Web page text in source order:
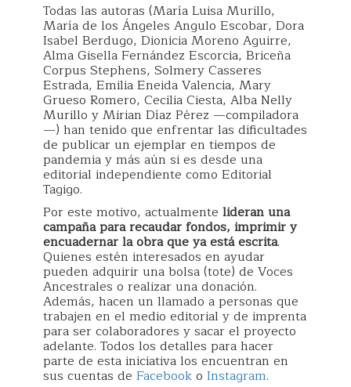
Todas las autoras (María Luisa Murillo,
María de los Ángeles Angulo Escobar, Dora
Isabel Berdugo, Dionicia Moreno Aguirre,
Alma Gisella Fernández Escorcia, Briceña
Corpus Stephens, Solmery Casseres
Estrada, Emilia Eneida Valencia, Mary
Grueso Romero, Cecilia Ciesta, Alba Nelly
Murillo y Mirian Díaz Pérez —compiladora
—) han tenido que enfrentar las dificultades
de publicar un ejemplar en tiempos de
pandemia y más aún si es desde una
editorial independiente como Editorial
Tagigo.
Por este motivo, actualmente lideran una
campaña para recaudar fondos, imprimir y
encuadernar la obra que ya está escrita.
Quienes estén interesados en ayudar
pueden adquirir una bolsa (tote) de Voces
Ancestrales o realizar una donación.
Además, hacen un llamado a personas que
trabajen en el medio editorial y de imprenta
para ser colaboradores y sacar el proyecto
adelante. Todos los detalles para hacer
parte de esta iniciativa los encuentran en
sus cuentas de Facebooko Instagram.